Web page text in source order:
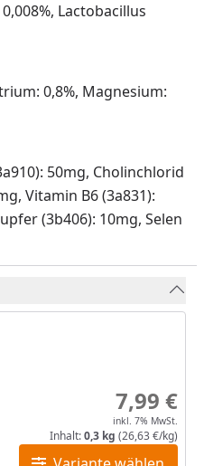
Lactobacillus
0,8%, Magnesium:
50mg, Cholinchlorid
Vitamin B6 (3a831):
(3b406): 10mg, Selen
7,99 €
inkl. 7% MwSt.
Inhalt:0,3 kg (26,63 €/kg)